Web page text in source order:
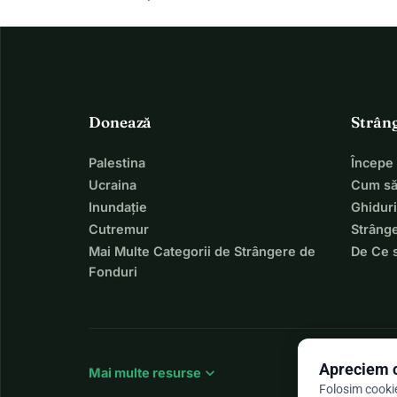
Donează
Palestina
Ucraina
Inundație
Cutremur
Mai Multe Categorii de Strângere de
Fonduri
Începe
Cum
De Ce
Mai multe resurse expand_more Apreciem
Folosim